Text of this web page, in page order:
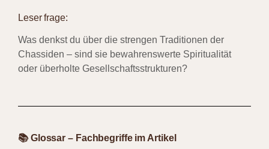
Leser frage:
Was denkst du über die strengen Traditionen der
Chassiden – sind sie bewahrenswerte Spiritualität
oder überholte Gesellschaftsstrukturen?
📚 Glossar – Fachbegriffe im Artikel